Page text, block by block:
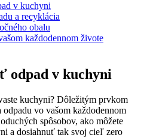
v kuchyni
a recyklácia
obalu
každodennom živote
odpad v kuchyni
kuchyni? Dôležitým prvkom
vo vašom každodennom
spôsobov, ako môžete
a dosiahnuť tak svoj cieľ zero